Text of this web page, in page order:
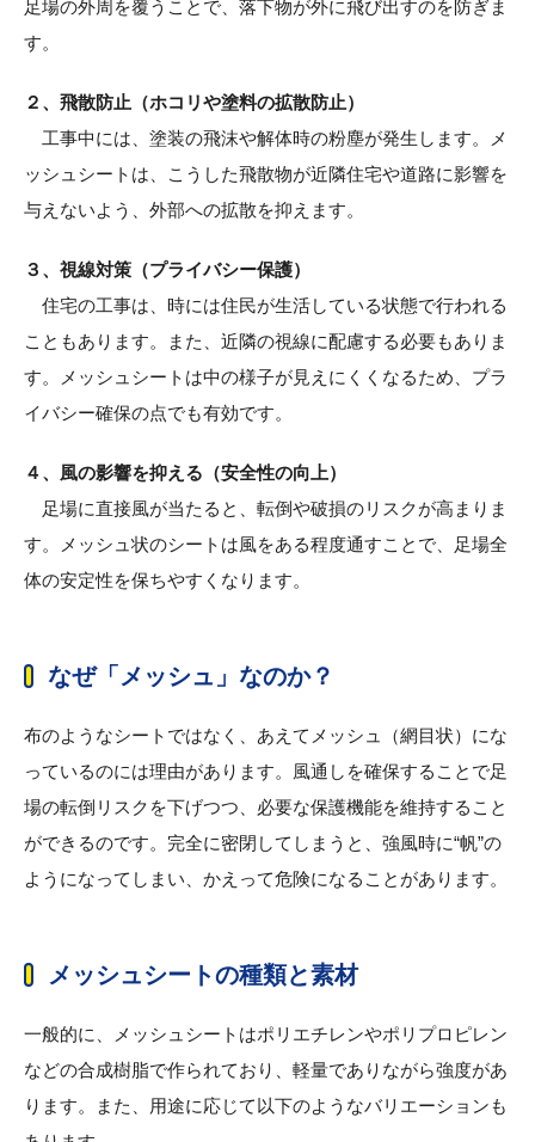
足場の外周を覆うことで、落下物が外に飛び出すのを防ぎま
す。
２、飛散防止（ホコリや塗料の拡散防止）
工事中には、塗装の飛沫や解体時の粉塵が発生します。メ
ッシュシートは、こうした飛散物が近隣住宅や道路に影響を
与えないよう、外部への拡散を抑えます。
３、視線対策（プライバシー保護）
住宅の工事は、時には住民が生活している状態で行われる
こともあります。また、近隣の視線に配慮する必要もありま
す。メッシュシートは中の様子が見えにくくなるため、プラ
イバシー確保の点でも有効です。
４、風の影響を抑える（安全性の向上）
足場に直接風が当たると、転倒や破損のリスクが高まりま
す。メッシュ状のシートは風をある程度通すことで、足場全
体の安定性を保ちやすくなります。
なぜ「メッシュ」なのか？
布のようなシートではなく、あえてメッシュ（網目状）にな
っているのには理由があります。風通しを確保することで足
場の転倒リスクを下げつつ、必要な保護機能を維持すること
ができるのです。完全に密閉してしまうと、強風時に“帆”の
ようになってしまい、かえって危険になることがあります。
メッシュシートの種類と素材
一般的に、メッシュシートはポリエチレンやポリプロピレン
などの合成樹脂で作られており、軽量でありながら強度があ
ります。また、用途に応じて以下のようなバリエーションも